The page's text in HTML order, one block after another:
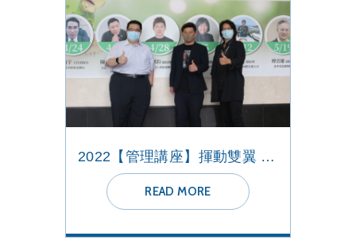
2022【管理講座】揮動雙翼 展翅高飛
READ MORE